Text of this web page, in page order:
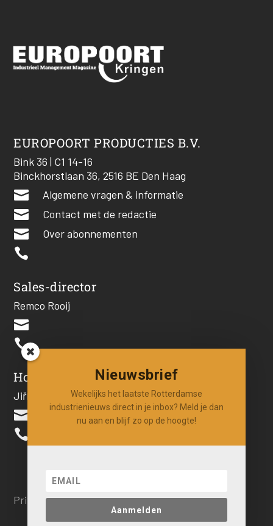
EUROPOORT PRODUCTIES B.V.
Bink 36 | C1 14-16
Binckhorstlaan 36, 2516 BE Den Haag
 Algemene vragen & informatie
 Contact met de redactie
 Over abonnementen

Sales-director
Remco Rooij


Hoofdredacteur
Jiří Hartog


Privacy beleid
Nieuwsbrief
Wekelijks het laatste Rotterdamse
industrienieuws direct in je inbox? Meld je dan
nu aan en blijf zo op de hoogte!
Aanmelden